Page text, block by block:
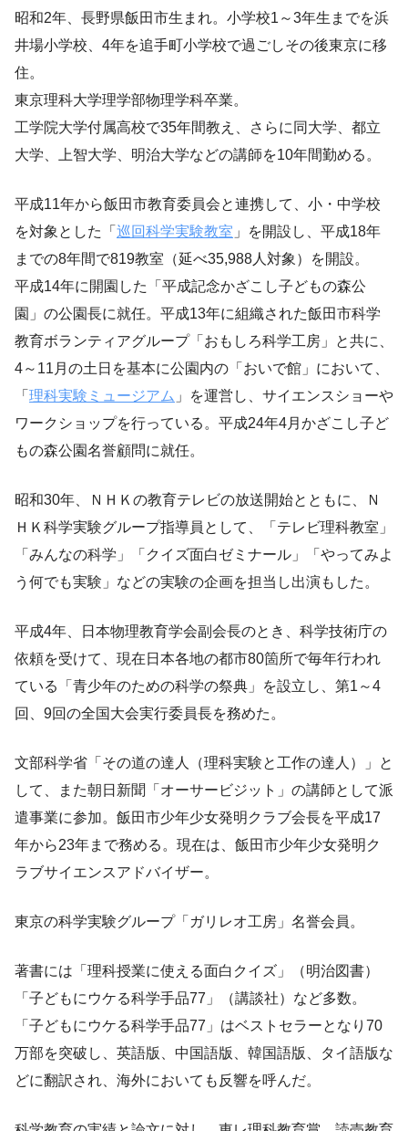
昭和2年、長野県飯田市生まれ。小学校1～3年生までを浜
井場小学校、4年を追手町小学校で過ごしその後東京に移
住。
東京理科大学理学部物理学科卒業。
工学院大学付属高校で35年間教え、さらに同大学、都立
大学、上智大学、明治大学などの講師を10年間勤める。
平成11年から飯田市教育委員会と連携して、小・中学校
を対象とした「 巡回科学実験教室 」を開設し、平成18年
までの8年間で819教室（延べ35,988人対象）を開設。
平成14年に開園した「平成記念かざこし子どもの森公
園」の公園長に就任。平成13年に組織された飯田市科学
教育ボランティアグループ「おもしろ科学工房」と共に、
4～11月の土日を基本に公園内の「おいで館」において、
「 理科実験ミュージアム 」を運営し、サイエンスショーや
ワークショップを行っている。平成24年4月かざこし子ど
もの森公園名誉顧問に就任。
昭和30年、ＮＨＫの教育テレビの放送開始とともに、Ｎ
ＨＫ科学実験グループ指導員として、「テレビ理科教室」
「みんなの科学」「クイズ面白ゼミナール」「やってみよ
う何でも実験」などの実験の企画を担当し出演もした。
平成4年、日本物理教育学会副会長のとき、科学技術庁の
依頼を受けて、現在日本各地の都市80箇所で毎年行われ
ている「青少年のための科学の祭典」を設立し、第1～4
回、9回の全国大会実行委員長を務めた。
文部科学省「その道の達人（理科実験と工作の達人）」と
して、また朝日新聞「オーサービジット」の講師として派
遣事業に参加。飯田市少年少女発明クラブ会長を平成17
年から23年まで務める。現在は、飯田市少年少女発明ク
ラブサイエンスアドバイザー。
東京の科学実験グループ「ガリレオ工房」名誉会員。
著書には「理科授業に使える面白クイズ」（明治図書）
「子どもにウケる科学手品77」（講談社）など多数。
「子どもにウケる科学手品77」はベストセラーとなり70
万部を突破し、英語版、中国語版、韓国語版、タイ語版な
どに翻訳され、海外においても反響を呼んだ。